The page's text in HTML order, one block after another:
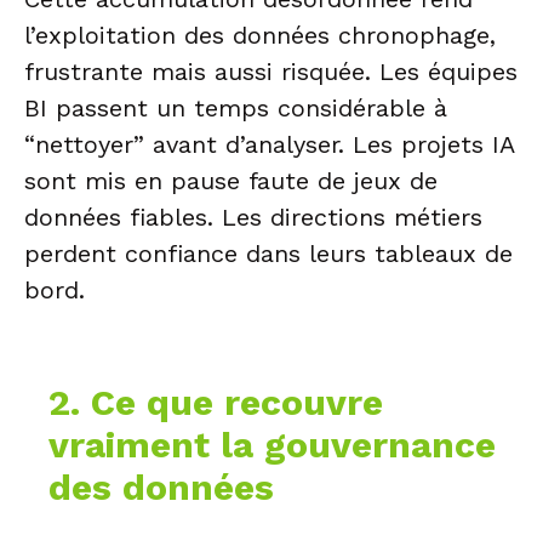
l’exploitation des données chronophage,
frustrante mais aussi risquée. Les équipes
BI passent un temps considérable à
“nettoyer” avant d’analyser. Les projets IA
sont mis en pause faute de jeux de
données fiables. Les directions métiers
perdent confiance dans leurs tableaux de
bord.
2. Ce que recouvre
vraiment la gouvernance
des données